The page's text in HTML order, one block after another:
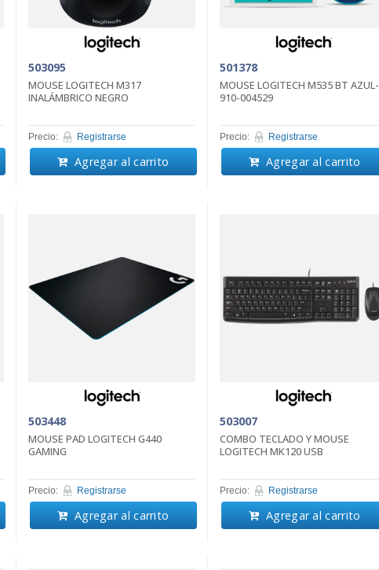
503095
MOUSE LOGITECH M317
INALÁMBRICO NEGRO
Precio: Registrarse
Agregar al carrito
501378
MOUSE LOGITECH M535 BT AZUL-
910-004529
Precio: Registrarse
Agregar al carrito
503448
MOUSE PAD LOGITECH G440
GAMING
Precio: Registrarse
Agregar al carrito
503007
COMBO TECLADO Y MOUSE
LOGITECH MK120 USB
Precio: Registrarse
Agregar al carrito